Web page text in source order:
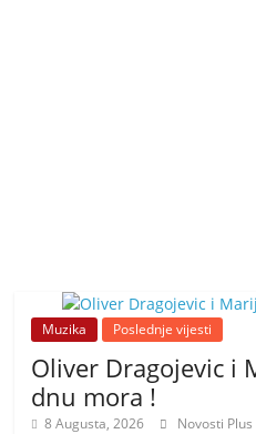
Muzika Poslednje vijesti
Oliver Dragojevic i
dnu mora !
8 Augusta, 2026 Novosti Plus